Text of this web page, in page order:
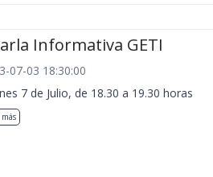
Informativa GETI
07-03 18:30:00
7 de Julio, de 18.30 a 19.30 horas
más